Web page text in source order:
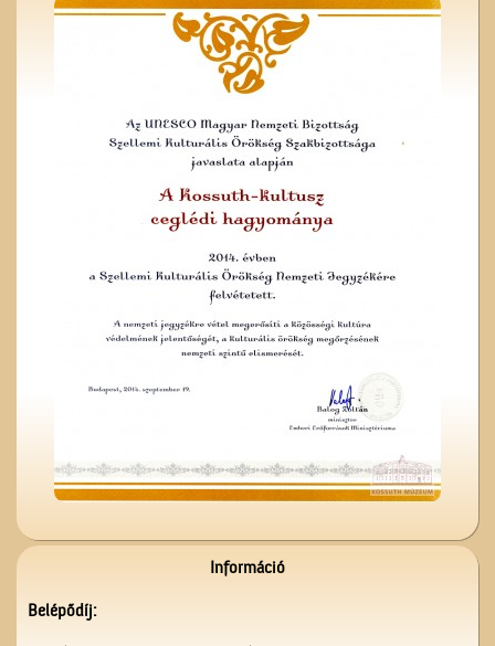
Megérkezés Ceglédre
Magyar írók országjárása
liszt és a szédelgő
feldicsérés
Információ
Belépődíj: